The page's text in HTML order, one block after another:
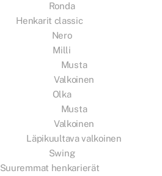
Ronda
Henkarit classic
Nero
Milli
Musta
Valkoinen
Olka
Musta
Valkoinen
Läpikuultava valkoinen
Swing
Suuremmat henkarierät